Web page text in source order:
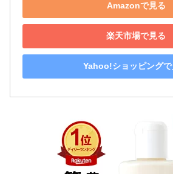
Amazonで見る
楽天市場で見る
Yahoo!ショッピングで